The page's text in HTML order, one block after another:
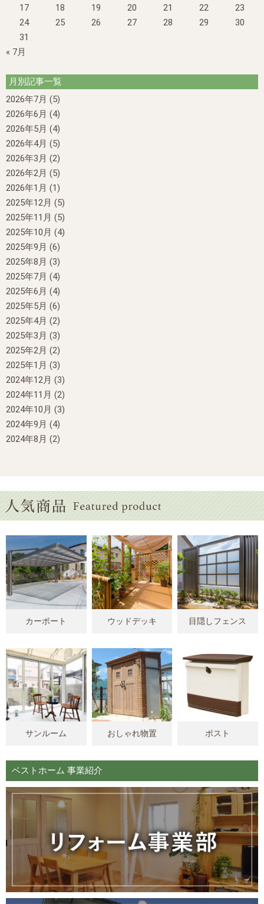
17 18 19 20 21 22
23
24
25 26 27 28 29
30
31
« 7月
月別記事一覧
2026年7月 (5)
2026年6月 (4)
2026年5月 (4)
2026年4月 (5)
2026年3月 (2)
2026年2月 (5)
2026年1月 (1)
2025年12月 (5)
2025年11月 (5)
2025年10月 (4)
2025年9月 (6)
2025年8月 (3)
2025年7月 (4)
2025年6月 (4)
2025年5月 (6)
2025年4月 (2)
2025年3月 (3)
2025年2月 (2)
2025年1月 (3)
2024年12月 (3)
2024年11月 (2)
2024年10月 (3)
2024年9月 (4)
2024年8月 (2)
カーポート ウッドデッキ 目隠しフェンス
サンルーム おしゃれ物置 ポスト
ベストホーム 事業紹介